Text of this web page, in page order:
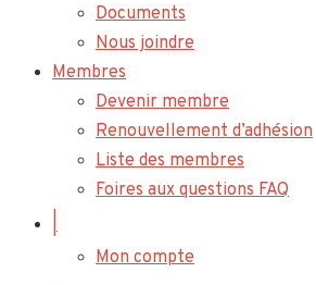
Documents
Nous joindre
Membres
Devenir membre
Renouvellement d’adhésion
Liste des membres
Foires aux questions FAQ
|
Mon compte